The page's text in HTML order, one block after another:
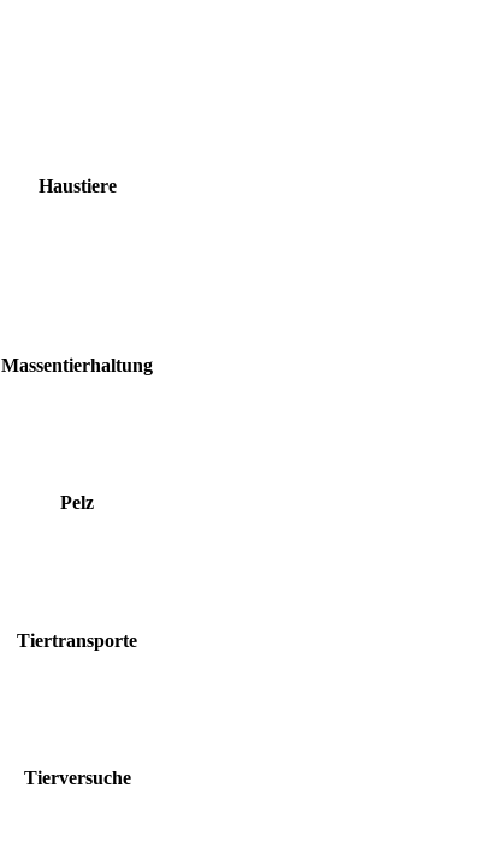
Haustiere
Massentierhaltung
Pelz
Tiertransporte
Tierversuche